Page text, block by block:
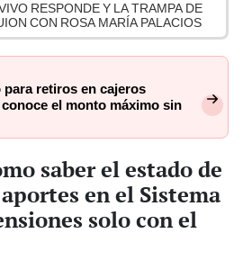
RESPONDE Y LA TRAMPA DE
CON ROSA MARÍA PALACIOS
retiros en cajeros
el monto máximo sin
saber el estado de
en el Sistema
solo con el